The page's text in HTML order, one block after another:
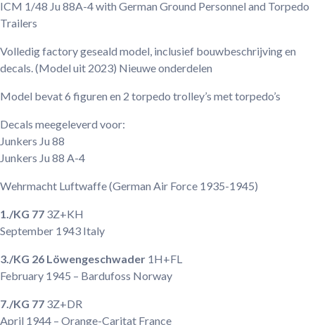
ICM 1/48 Ju 88A-4 with German Ground Personnel and Torpedo
Trailers
Volledig factory geseald model, inclusief bouwbeschrijving en
decals. (Model uit 2023) Nieuwe onderdelen
Model bevat 6 figuren en 2 torpedo trolley’s met torpedo’s
Decals meegeleverd voor:
Junkers Ju 88
Junkers Ju 88 A-4
Wehrmacht Luftwaffe(German Air Force 1935-1945)
1./KG 77 3Z+KH
September 1943 Italy
3./KG 26 Löwengeschwader 1H+FL
February 1945 – Bardufoss Norway
7./KG 77 3Z+DR
April 1944 – Orange-Caritat France